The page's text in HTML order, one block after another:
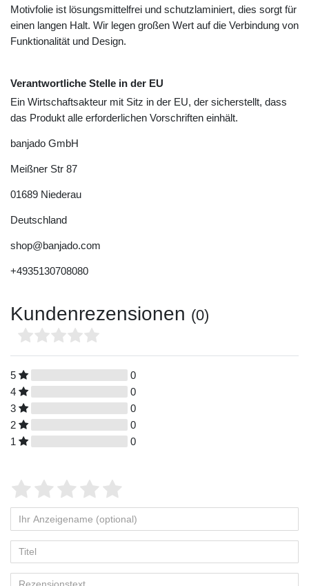
Motivfolie ist lösungsmittelfrei und schutzlaminiert, dies sorgt für
einen langen Halt. Wir legen großen Wert auf die Verbindung von
Funktionalität und Design.
Verantwortliche Stelle in der EU
Ein Wirtschaftsakteur mit Sitz in der EU, der sicherstellt, dass
das Produkt alle erforderlichen Vorschriften einhält.
banjado GmbH
Meißner Str 87
01689 Niederau
Deutschland
shop@banjado.com
+4935130708080
Kundenrezensionen (0)
5
0
4
0
3
0
2
0
1
0